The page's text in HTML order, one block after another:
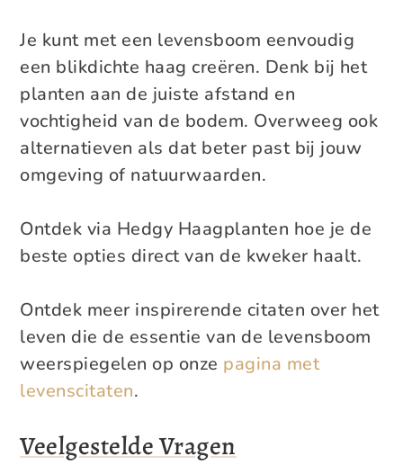
Je kunt met een levensboom eenvoudig
een blikdichte haag creëren. Denk bij het
planten aan de juiste afstand en
vochtigheid van de bodem. Overweeg ook
alternatieven als dat beter past bij jouw
omgeving of natuurwaarden.
Ontdek via Hedgy Haagplanten hoe je de
beste opties direct van de kweker haalt.
Ontdek meer inspirerende citaten over het
leven die de essentie van de levensboom
weerspiegelen op onze pagina met
levenscitaten.
Veelgestelde Vragen